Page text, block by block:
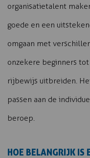
organisatietalent
goede en een
omgaan met
onzekere beginners
rijbewijs uitbreiden.
passen aan de
beroep.
HOE BELANGRIJK IS